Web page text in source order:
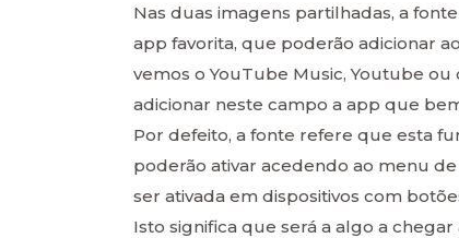
Nas duas imagens partilhadas, a
app favorita, que poderão adicionar
vemos o YouTube Music, Youtube
adicionar neste campo a app que
Por defeito, a fonte refere que esta
poderão ativar acedendo ao menu
ser ativada em dispositivos com
Isto significa que será a algo a